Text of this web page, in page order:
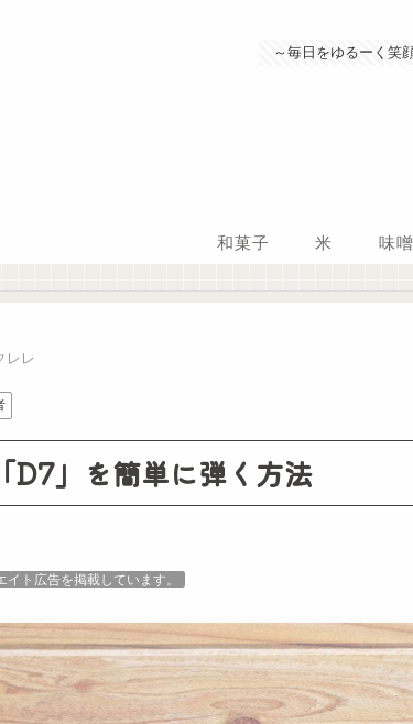
～毎日をゆるーく笑
和菓子 米 味噌
レレ
D7」を簡単に弾く方法
ト広告を掲載しています。